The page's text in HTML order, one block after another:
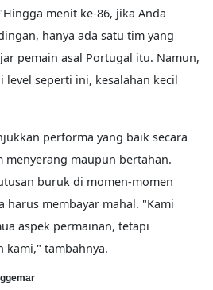
menit ke-86, jika Anda
hanya ada satu tim yang
pemain asal Portugal itu. Namun,
level seperti ini, kesalahan kecil
performa yang baik secara
menyerang maupun bertahan.
buruk di momen-momen
harus membayar mahal. "Kami
aspek permainan, tetapi
kami," tambahnya.